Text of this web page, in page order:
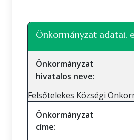
+
Önkormányzat adatai,
Önkormányzat
hivatalos neve:
Felsőtelekes Községi
Önkormányzat
címe: